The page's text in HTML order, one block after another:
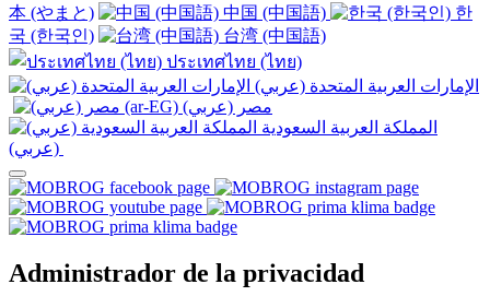
本 (やまと)
中国 (中国語)
한
국 (한국인)
台湾 (中国語)
ประเทศไทย (ไทย)
Administrador de la privacidad